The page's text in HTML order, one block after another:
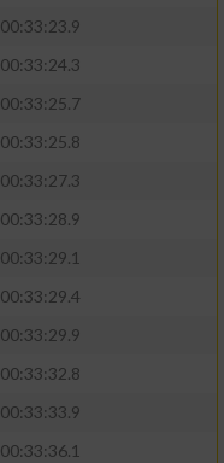
00:33:23.9
00:33:24.3
00:33:25.7
00:33:25.8
00:33:27.3
00:33:28.9
00:33:29.1
00:33:29.4
00:33:29.9
00:33:32.8
00:33:33.9
00:33:36.1